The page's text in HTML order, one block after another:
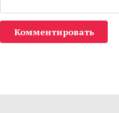
Комментировать